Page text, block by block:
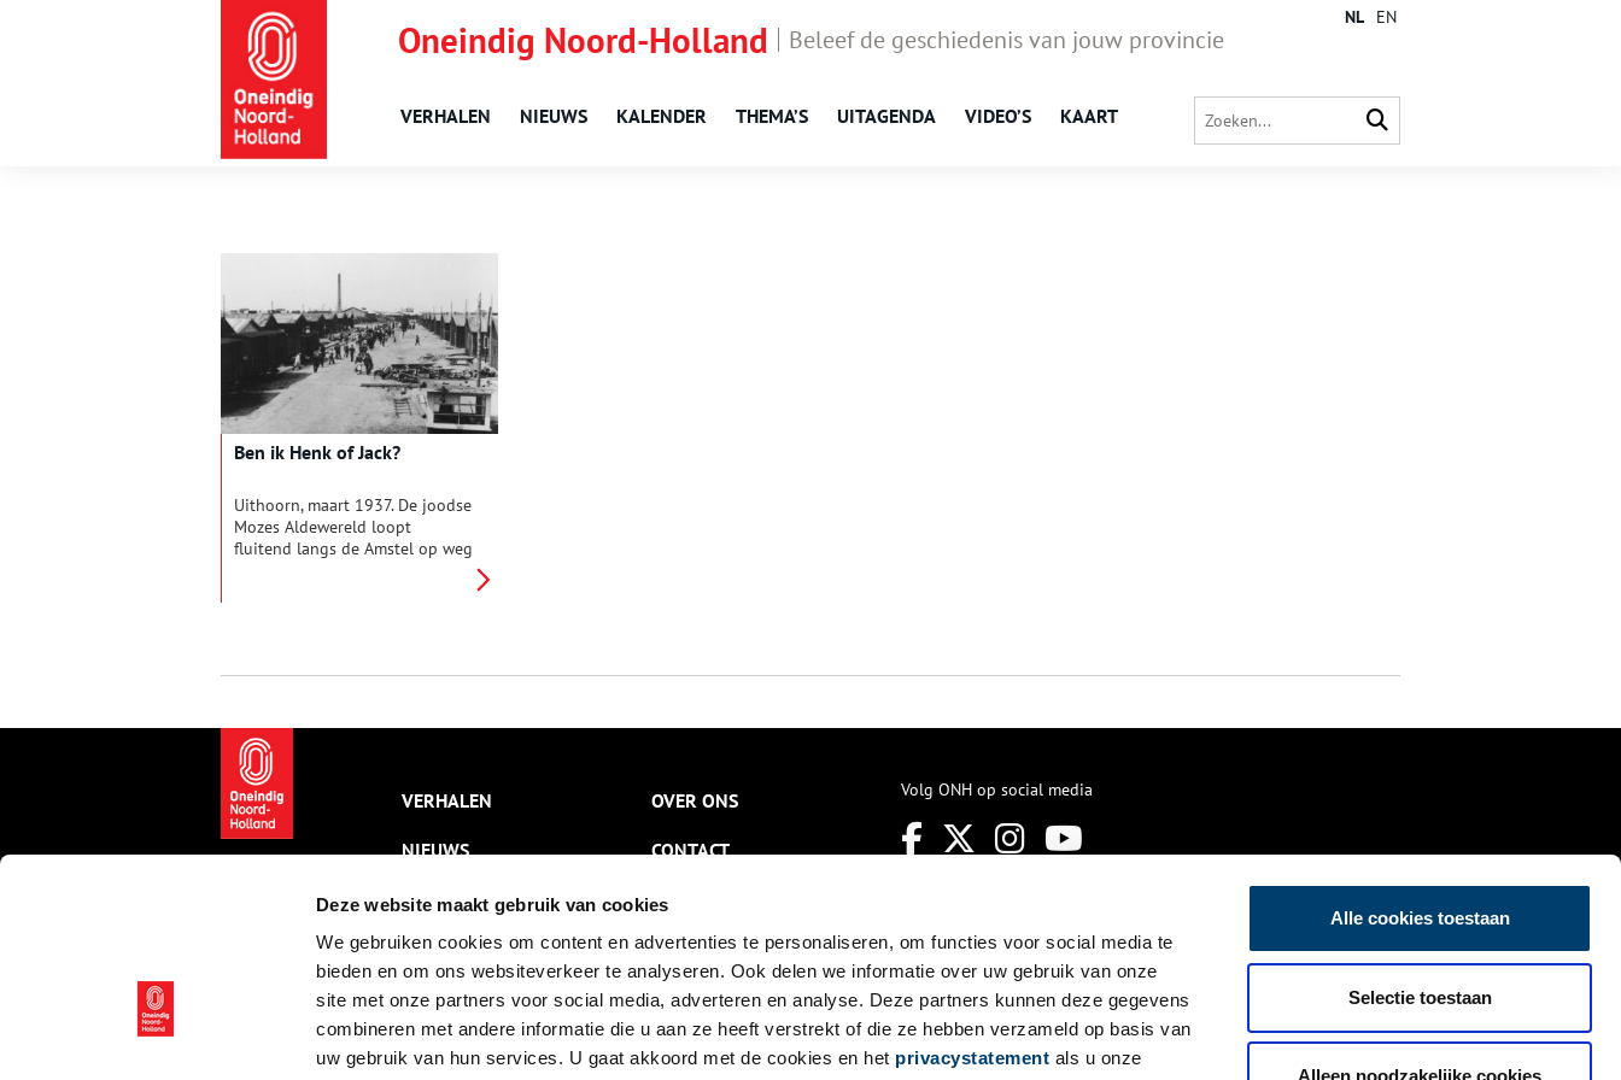
Deze website maakt gebruik van cookies
We gebruiken cookies om content en advertenties te personaliseren, om functies voor social media te
bieden en om ons websiteverkeer te analyseren. Ook delen we informatie over uw gebruik van onze
site met onze partners voor social media, adverteren en analyse. Deze partners kunnen deze gegevens
combineren met andere informatie die u aan ze heeft verstrekt of die ze hebben verzameld op basis van
uw gebruik van hun services. U gaat akkoord met de cookies en het privacystatement als u onze
Alle cookies toestaan
Selectie toestaan
Alleen noodzakelijke cookies
Oneindig Noord-Holland Beleef de geschiedenis van jouw provincie
VERHALEN NIEUWS KALENDER THEMA’S UITAGENDA VIDEO’S KAART
NL EN
Ben ik Henk of Jack?
Uithoorn, maart 1937. De joodse
Mozes Aldewereld loopt
fluitend langs de Amstel op weg
bouwvakkersfluitje. De vrouw
nachtje in de olie, dan klinkt-ie
beter”. Mozes lacht en steekt
zijn hand op: “groeten aan je
vader”.
VERHALEN
NIEUWS
KALENDER
THEMA’S
ACTIVITEITEN
VIDEO’S
OVER ONS
CONTACT
NIEUWSBRIEF
DISCLAIMER
PRIVACY
TOEGANKELIJKHEID
Volg ONH op social media